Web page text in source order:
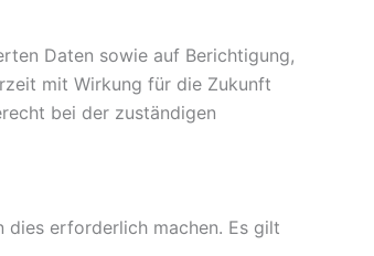
Daten sowie auf Berichtigung,
mit Wirkung für die Zukunft
bei der zuständigen
dies erforderlich machen. Es gilt